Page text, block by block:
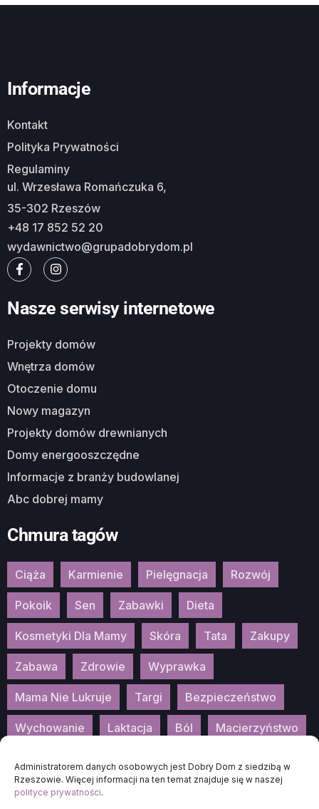
Administratorem danych osobowych jest Dobry Dom z siedzibą w
Rzeszowie. Więcej informacji na ten temat znajduje się w naszej
polityce prywatności.
Informacje
Kontakt
Polityka Prywatności
Regulaminy
ul. Wrzesława Romańczuka 6,
35-302 Rzeszów
+48 17 852 52 20
wydawnictwo@grupadobrydom.pl
Nasze serwisy internetowe
Projekty domów
Wnętrza domów
Otoczenie domu
Nowy magazyn
Projekty domów drewnianych
Domy energooszczędne
Informacje z branży budowlanej
Abc dobrej mamy
Chmura tagów
Ciąża Karmienie Pielęgnacja Rozwój
Pokoik Sen Zabawki Dieta
Kosmetyki Dla Mamy Skóra Tata Zakupy
Zabawa Zdrowie Wyprawka
Mama Nie Lukruje Targi Bezpieczeństwo
Wychowanie Laktacja Ból Macierzyństwo